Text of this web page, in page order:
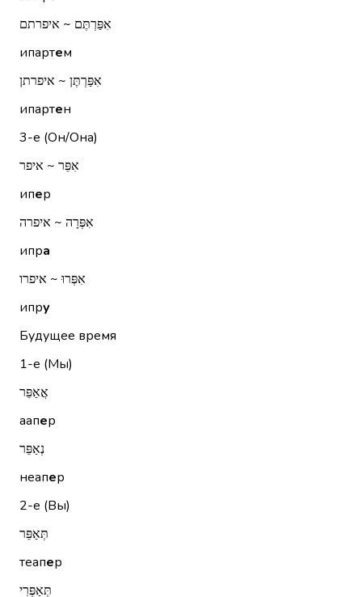
אִפַּרְתֶּם ~ איפרתם
ипартем
אִפַּרְתֶּן ~ איפרתן
ипартен
3-е (Он/Она)
אִפֵּר ~ איפר
ипер
אִפְּרָה ~ איפרה
ипра
אִפְּרוּ ~ איפרו
ипру
Будущее время
1-е (Мы)
אֲאַפֵּר
аапер
נְאַפֵּר
неапер
2-е (Вы)
תְּאַפֵּר
теапер
תְּאַפְּרִי